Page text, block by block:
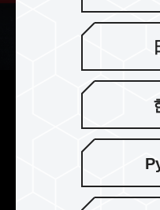
全新進化糾
保護資料準確度，同
採用全新進化 4K
Check Code）技術，
幫助延長 SSD 的使用